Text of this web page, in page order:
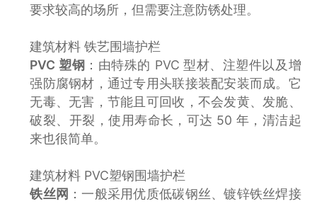
要求较高的场所，但需要注意防锈处理。
建筑材料 铁艺围墙护栏
PVC 塑钢 ：由特殊的 PVC 型材、注塑件以及增
强防腐钢材，通过专用头联接装配安装而成。它
无毒、无害，节能且可回收，不会发黄、发脆、
破裂、开裂，使用寿命长，可达 50 年，清洁起
来也很简单。
建筑材料 PVC塑钢围墙护栏
铁丝网 ：一般采用优质低碳钢丝、镀锌铁丝焊接